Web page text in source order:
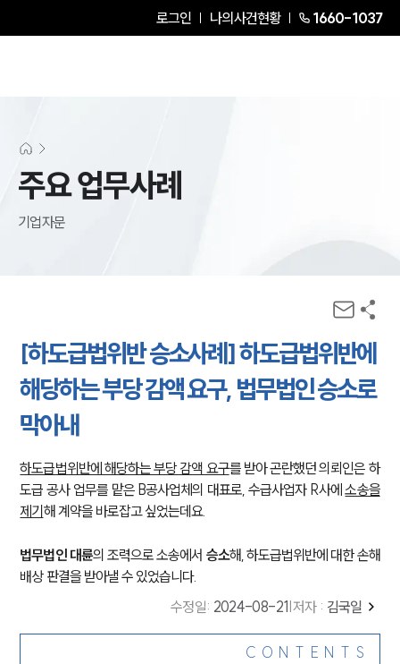
로그인 나의사건현황 1660-1037
주요 업무사례
기업자문
[하도급법위반 승소사례] 하도급법위반에
해당하는 부당 감액 요구, 법무법인 승소로
막아내
하도급법위반에 해당하는 부당 감액 요구를 받아 곤란했던 의뢰인은 하
도급 공사 업무를 맡은 B공사업체의 대표로, 수급사업자 R사에소송을
제기 해 계약을 바로잡고 싶었는데요.
법무법인 대륜의 조력으로 소송에서 승소해, 하도급법위반에 대한 손해
배상 판결을 받아낼 수 있었습니다.
수정일: 2024-08-21 저자 : 김국일
CONTENTS